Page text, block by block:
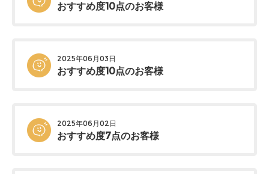
おすすめ度10点のお客様
2025年06月03日
おすすめ度10点のお客様
2025年06月02日
おすすめ度7点のお客様